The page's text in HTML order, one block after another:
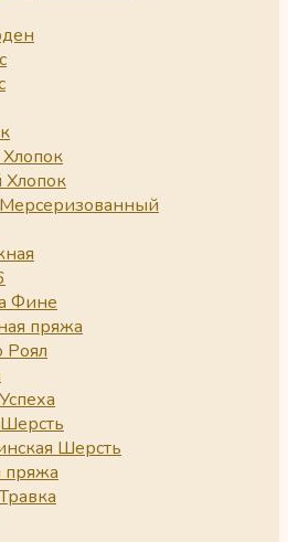
Хлопок
Фине
пряжа
Шерсть
пряжа